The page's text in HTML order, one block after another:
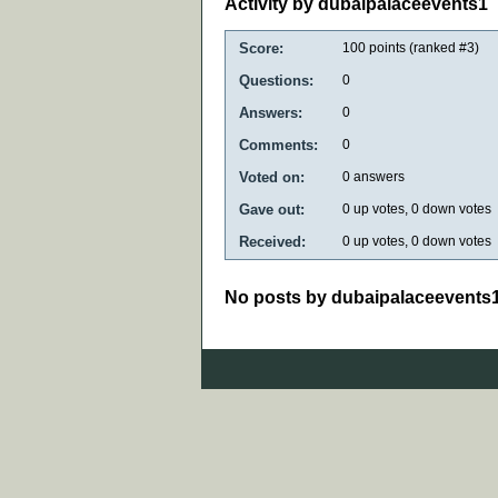
Activity by dubaipalaceevents1
Score: 100 points (ranked #3)
Questions: 0
Answers: 0
Comments: 0
Voted on: 0 answers
Gave out: 0 up votes, 0 down votes
Received: 0 up votes, 0 down votes
No posts by